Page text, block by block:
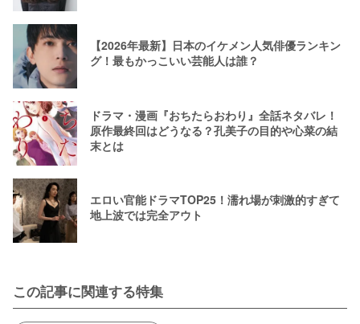
【2026年最新】日本のイケメン人気俳優ランキン
グ！最もかっこいい芸能人は誰？
ドラマ・漫画『おちたらおわり』全話ネタバレ！
原作最終回はどうなる？孔美子の目的や心菜の結
末とは
エロい官能ドラマTOP25！濡れ場が刺激的すぎて
地上波では完全アウト
この記事に関連する特集